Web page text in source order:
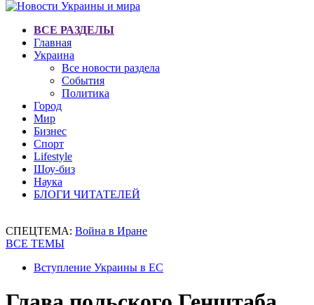
ВСЕ РАЗДЕЛЫ
Главная
Украина
Все новости раздела
События
Политика
Город
Мир
Бизнес
Спорт
Lifestyle
Шоу-биз
Наука
БЛОГИ ЧИТАТЕЛЕЙ
СПЕЦТЕМА: Война в Иране
ВСЕ ТЕМЫ
Вступление Украины в ЕС